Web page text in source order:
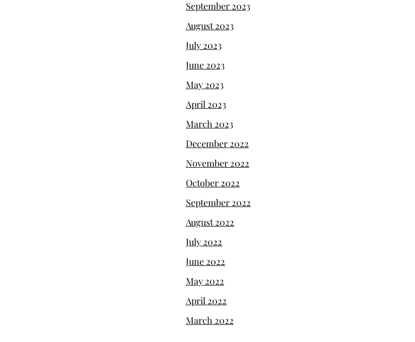
September 2023
August 2023
July 2023
June 2023
May 2023
April 2023
March 2023
December 2022
November 2022
October 2022
September 2022
August 2022
July 2022
June 2022
May 2022
April 2022
March 2022